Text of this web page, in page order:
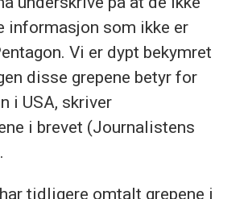
informasjon som ikke er
Vi er dypt bekymret
disse grepene betyr for
i USA, skriver
i brevet (Journalistens
tidligere omtalt grepene i